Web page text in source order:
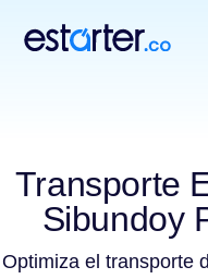
Transporte
Sibundoy
Optimiza el transporte